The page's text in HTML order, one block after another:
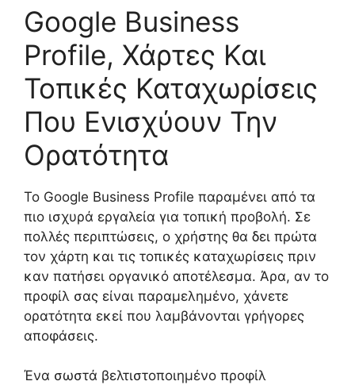
Google Business
Profile, Χάρτες Και
Τοπικές Καταχωρίσεις
Που Ενισχύουν Την
Ορατότητα
Το Google Business Profile παραμένει από τα
πιο ισχυρά εργαλεία για τοπική προβολή. Σε
πολλές περιπτώσεις, ο χρήστης θα δει πρώτα
τον χάρτη και τις τοπικές καταχωρίσεις πριν
καν πατήσει οργανικό αποτέλεσμα. Άρα, αν το
προφίλ σας είναι παραμελημένο, χάνετε
ορατότητα εκεί που λαμβάνονται γρήγορες
αποφάσεις.
Ένα σωστά βελτιστοποιημένο προφίλ